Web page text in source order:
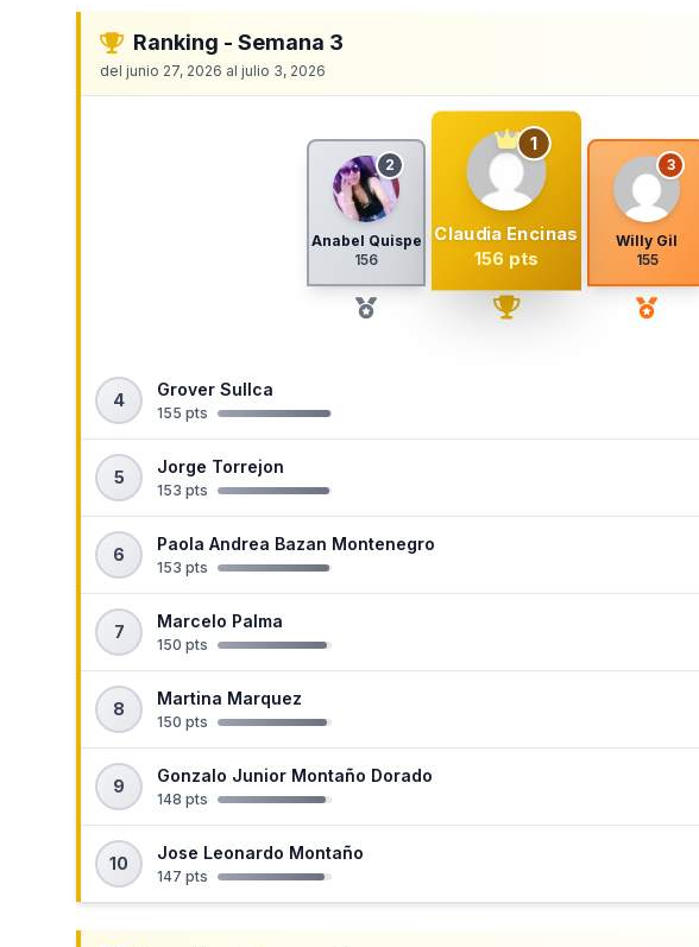
Ranking - Semana 3
del junio 27, 2026 al julio 3, 2026
2
Anabel Quispe
156
1
Claudia Encinas
156 pts
3
Willy Gil
155
4
Grover Sullca
155 pts
5
Jorge Torrejon
153 pts
6
Paola Andrea Bazan Montenegro
153 pts
7
Marcelo Palma
150 pts
8
Martina Marquez
150 pts
9
Gonzalo Junior Montaño Dorado
148 pts
10
Jose Leonardo Montaño
147 pts